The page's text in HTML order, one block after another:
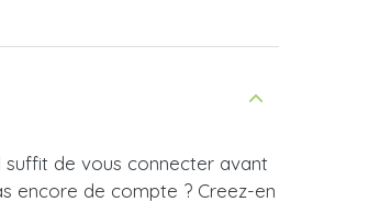
de vous connecter avant
encore de compte ? Creez-en